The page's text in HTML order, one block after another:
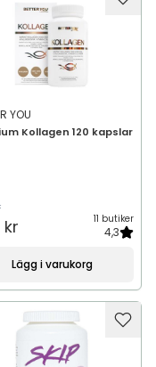
YOU
Kollagen 120 kapslar
11 butiker
4,3
Lägg i varukorg